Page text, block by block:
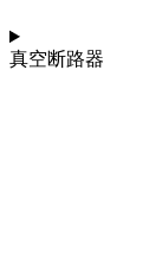
真空断路器